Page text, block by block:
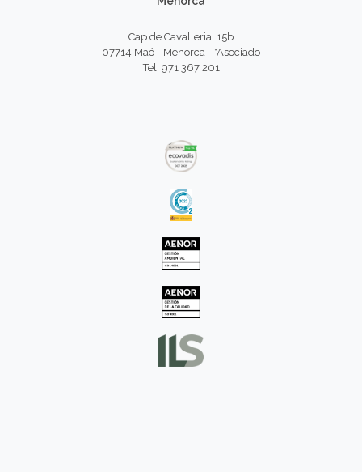
Cap de Cavalleria, 15b
07714 Maó - Menorca - *Asociado
Tel. 971 367 201